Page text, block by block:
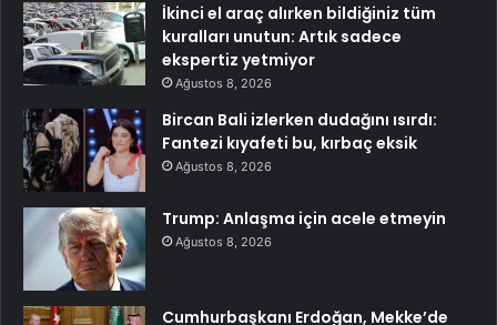
İkinci el araç alırken bildiğiniz tüm
kuralları unutun: Artık sadece
ekspertiz yetmiyor
Ağustos 8, 2026
Bircan Bali izlerken dudağını ısırdı:
Fantezi kıyafeti bu, kırbaç eksik
Ağustos 8, 2026
Trump: Anlaşma için acele etmeyin
Ağustos 8, 2026
Cumhurbaşkanı Erdoğan, Mekke’de